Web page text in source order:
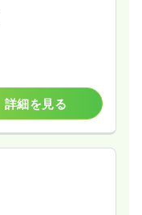
詳細を見る